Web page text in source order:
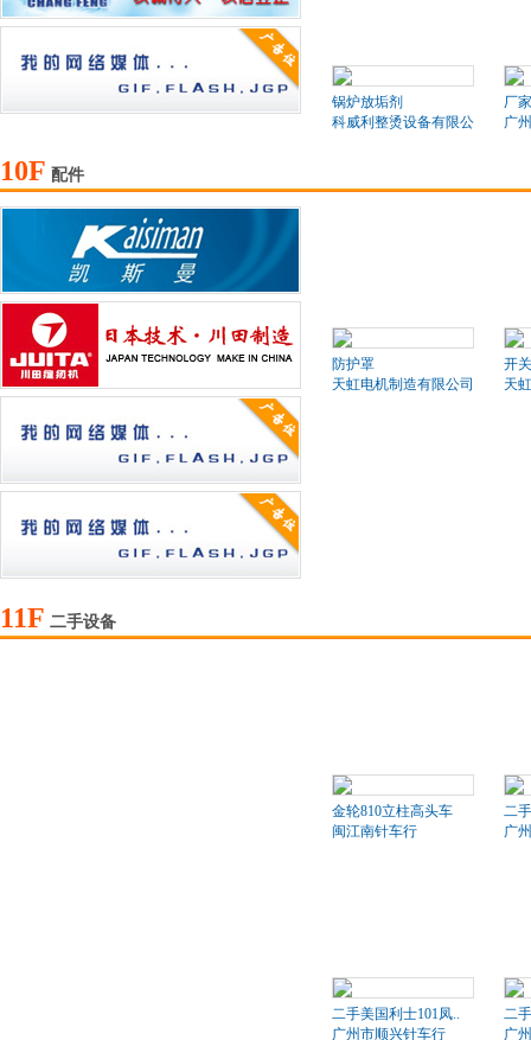
锅炉放垢剂
科威利整烫设备有限公司
厂
广
10F 配件
防护罩
天虹电机制造有限公司
开关
天
11F 二手设备
金轮810立柱高头车
闽江南针车行
二
广
二手美国利士101凤..
广州市顺兴针车行
二
广